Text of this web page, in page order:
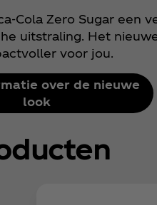
Zero Sugar
uitstraling. Het
voor jou.
over de nieuwe
look